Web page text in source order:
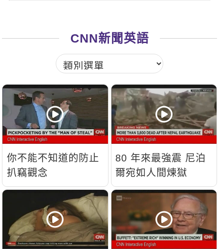
CNN新聞英語
你不能不知道的防止
扒竊觀念
80 年來最強震 尼泊
爾宛如人間煉獄